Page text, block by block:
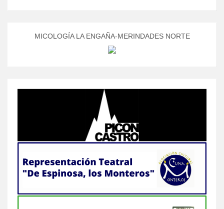
MICOLOGÍA LA ENGAÑA-MERINDADES NORTE